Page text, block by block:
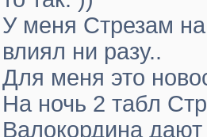
У меня Стрезам
влиял ни разу..
Для меня это
На ночь 2 табл
Валокордина